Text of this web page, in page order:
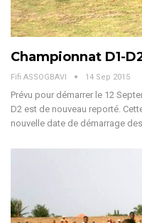
Championnat D1-
Fifi ASSOGBAVI 14 Sep 2015
Prévu pour démarrer le 12
D2 est de nouveau reporté.
nouvelle date de démarrage